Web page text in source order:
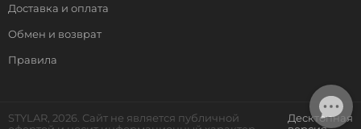
Доставка и оплата
Обмен и возврат
Правила
STYLAR, 2026. Сайт не является публичной
Десктопная